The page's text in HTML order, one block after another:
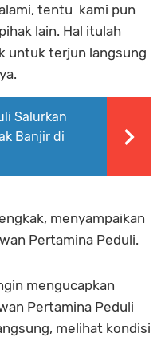
tentu kami pun
lain. Hal itulah
untuk terjun langsung
Salurkan
Banjir di
menyampaikan
Pertamina Peduli.
mengucapkan
Pertamina Peduli
melihat kondisi